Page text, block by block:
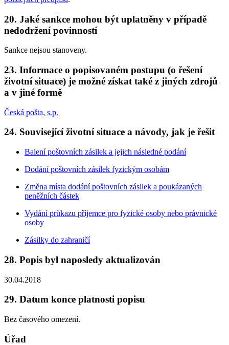
20. Jaké sankce mohou být uplatněny v případě
nedodržení povinností
Sankce nejsou stanoveny.
23. Informace o popisovaném postupu (o řešení
životní situace) je možné získat také z jiných zdrojů
a v jiné formě
Česká pošta, s.p.
24. Související životní situace a návody, jak je řešit
Balení poštovních zásilek a jejich následné podání
Dodání poštovních zásilek fyzickým osobám
Změna místa dodání poštovních zásilek a poukázaných
peněžních částek
Vydání průkazu příjemce pro fyzické osoby nebo právnické
osoby
Zásilky do zahraničí
28. Popis byl naposledy aktualizován
30.04.2018
29. Datum konce platnosti popisu
Bez časového omezení.
Úřad